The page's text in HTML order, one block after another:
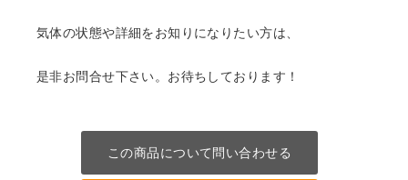
気体の状態や詳細をお知りになりたい方は、
是非お問合せ下さい。お待ちしております！
この商品について問い合わせる